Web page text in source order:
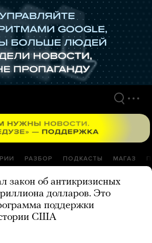
РАЗБОР ПОДКАСТЫ МАГАЗ
закон об антикризисных
долларов. Это
поддержки
США